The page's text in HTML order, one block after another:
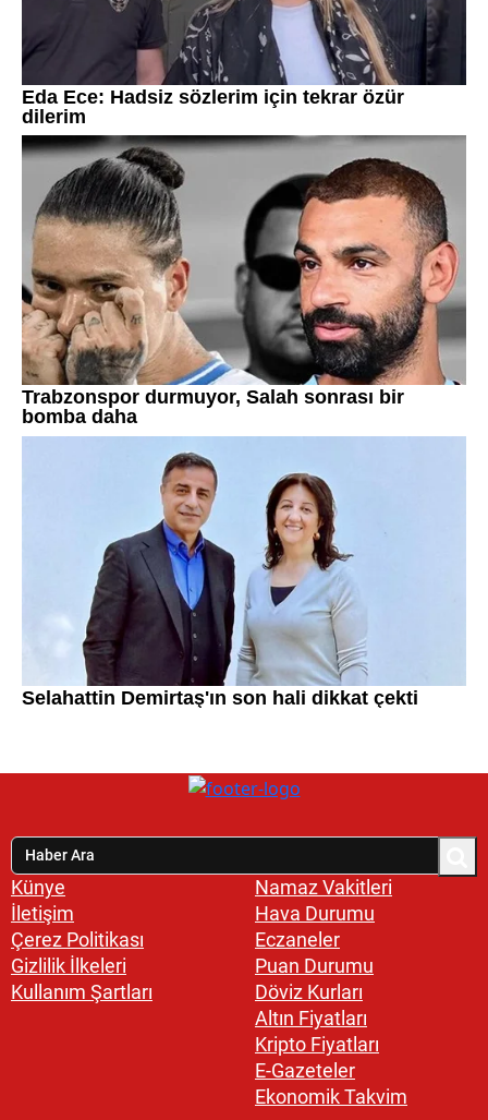
Künye
İletişim
Çerez Politikası
Gizlilik İlkeleri
Kullanım Şartları
Namaz Vakitleri
Hava Durumu
Eczaneler
Puan Durumu
Döviz Kurları
Altın Fiyatları
Kripto Fiyatları
E-Gazeteler
Ekonomik Takvim